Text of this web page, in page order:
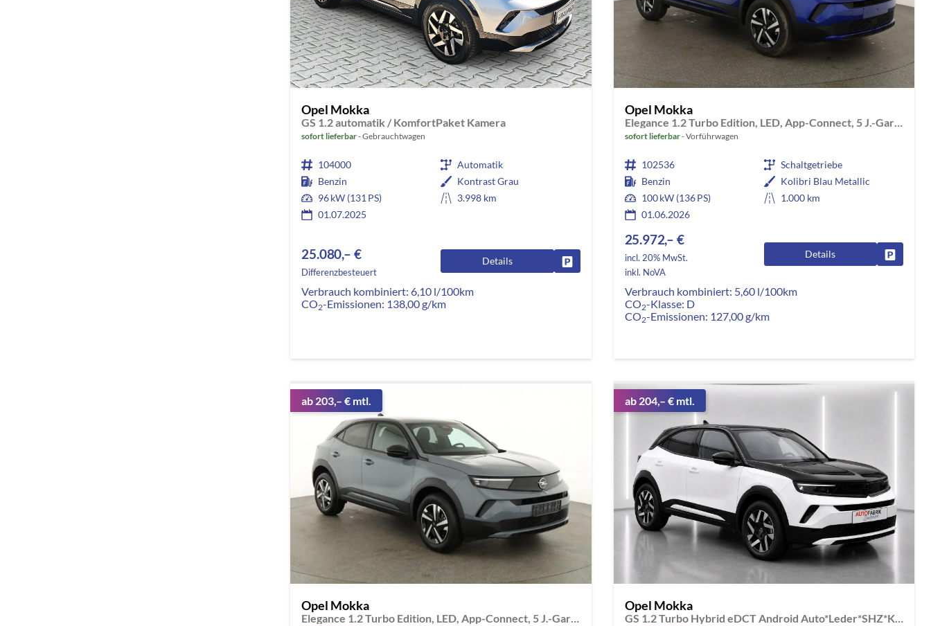
Opel Mokka
GS 1.2 automatik / KomfortPaket Kamera
sofort lieferbar Gebrauchtwagen
104000
Automatik
Benzin
Kontrast Grau
96 kW (131 PS)
3.998 km
01.07.2025
25.080,– €
Differenzbesteuert
Details Fahrzeug parken
Verbrauch kombiniert: 6,10 l/100km
CO2-Emissionen: 138,00 g/km
Opel Mokka
Elegance 1.2 Turbo Edition, LED, App-Connect, 5 J.-Garantie
sofort lieferbar Vorführwagen
102536
Schaltgetriebe
Benzin
Kolibri Blau Metallic
100 kW (136 PS)
1.000 km
01.06.2026
25.972,– €
incl. 20% MwSt.
inkl. NoVA
Details
Verbrauch kombiniert: 5,60 l/100km
CO2-Klasse: D
CO2-Emissionen: 127,00 g/km
ab 203,– € mtl.
Opel Mokka
Elegance 1.2 Turbo Edition, LED, App-Connect, 5 J.-Garantie
ab 204,– € mtl.
Opel Mokka
GS 1.2 Turbo Hybrid eDCT Android Auto*Leder*SHZ*Kamera*Klimaauto*LED*